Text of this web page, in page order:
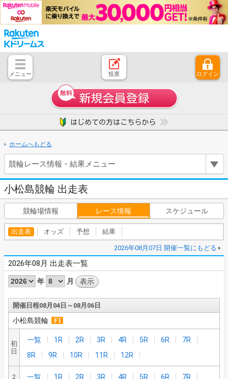
メニュー 投票 ログイン
はじめての方へ
競輪レース情報・結果
レース開催スケジュール
注目開催レース
キャンペーン一覧
ご意見、ご要望 とじる
ホームへもどる
競輪レース情報・結果メニュー
小松島競輪 出走表
競輪場情報 レース情報 スケジュール
出走表 オッズ 予想 結果
2026年08月07日 開催一覧にもどる
2026年08月 出走表一覧
年 月
開催日程08月04日～08月06日
小松島競輪
初
日
一覧 1R 2R 3R 4R 5R 6R
7R
8R
9R 10R 11R 12R
2
一覧 1R 2R 3R 4R 5R 6R
7R